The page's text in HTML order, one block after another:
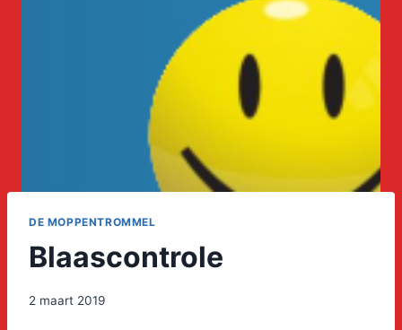
DE MOPPENTROMMEL
Blaascontrole
2 maart 2019